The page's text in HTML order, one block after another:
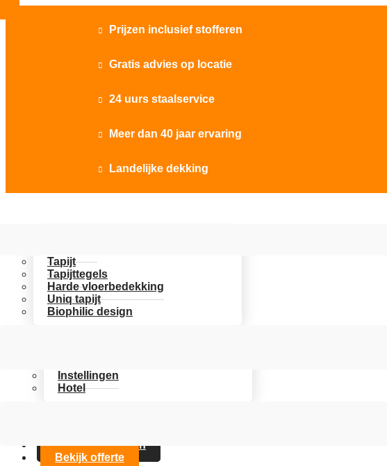
 Prijzen inclusief stofferen
 Gratis advies op locatie
 24 uurs staalservice
 Meer dan 40 jaar ervaring
 Landelijke dekking
Tapijt
Tapijttegels
Harde vloerbedekking
Uniq tapijt
Biophilic design
Instellingen
Hotel
Contact opnemen
Bekijk offerte